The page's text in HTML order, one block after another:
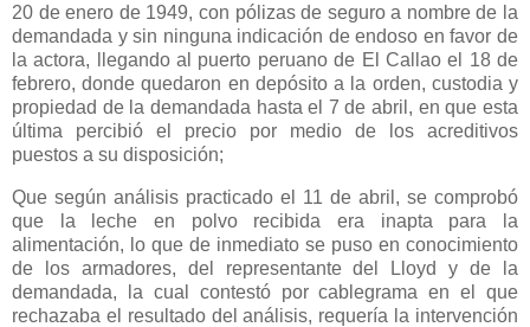
20 de enero de 1949, con pólizas de seguro a nombre de la
demandada y sin ninguna indicación de endoso en favor de
la actora, llegando al puerto peruano de El Callao el 18 de
febrero, donde quedaron en depósito a la orden, custodia y
propiedad de la demandada hasta el 7 de abril, en que esta
última percibió el precio por medio de los acreditivos
puestos a su disposición;
Que según análisis practicado el 11 de abril, se comprobó
que la leche en polvo recibida era inapta para la
alimentación, lo que de inmediato se puso en conocimiento
de los armadores, del representante del Lloyd y de la
demandada, la cual contestó por cablegrama en el que
rechazaba el resultado del análisis, requería la intervención